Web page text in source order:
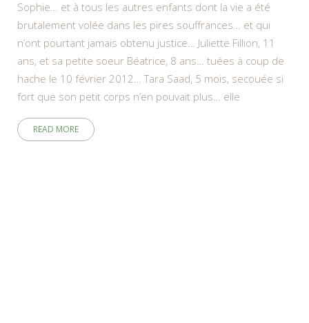
Sophie… et à tous les autres enfants dont la vie a été
brutalement volée dans les pires souffrances… et qui
n’ont pourtant jamais obtenu justice… Juliette Fillion, 11
ans, et sa petite soeur Béatrice, 8 ans… tuées à coup de
hache le 10 février 2012… Tara Saad, 5 mois, secouée si
fort que son petit corps n’en pouvait plus… elle
READ MORE